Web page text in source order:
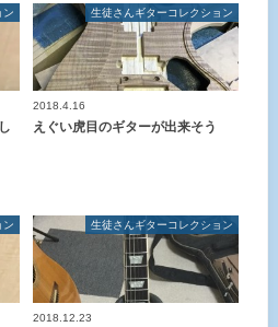
ン 生徒さんギターコレクション
2018.4.16
えぐい虎目のギターが出来そう
ン 生徒さんギターコレクション
2018.12.23